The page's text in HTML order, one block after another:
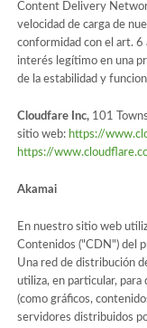
Content Delivery
velocidad de carga de
conformidad con el art. 6
interés legítimo en una
de la estabilidad y
Cloudfare Inc,101
sitio web: https://
https://
Akamai
En nuestro sitio web
Contenidos ("CDN") del
Una red de distribución
utiliza, en particular,
(como gráficos,
servidores distribuidos